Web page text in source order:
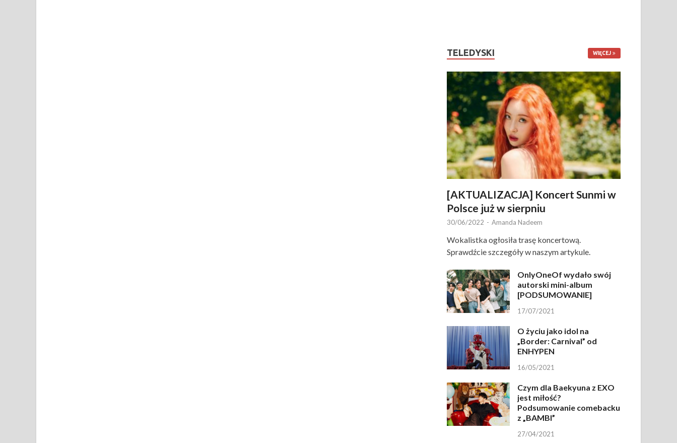
TELEDYSKI WIĘCEJ
[AKTUALIZACJA] Koncert Sunmi w
Polsce już w sierpniu
30/06/2022 - Amanda Nadeem
Wokalistka ogłosiła trasę koncertową.
Sprawdźcie szczegóły w naszym artykule.
OnlyOneOf wydało swój
autorski mini-album
[PODSUMOWANIE]
17/07/2021
O życiu jako idol na
„Border: Carnival” od
ENHYPEN
16/05/2021
Czym dla Baekyuna z EXO
jest miłość?
Podsumowanie comebacku
z „BAMBI”
27/04/2021